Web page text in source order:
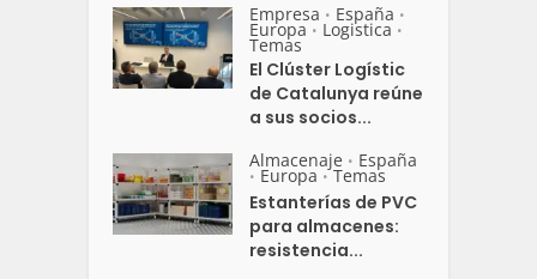
Empresa • España •
Europa • Logistica •
Temas
El Clúster Logístic
de Catalunya reúne
a sus socios...
Almacenaje • España
• Europa • Temas
Estanterías de PVC
para almacenes:
resistencia...